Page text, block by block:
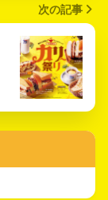
次の記事